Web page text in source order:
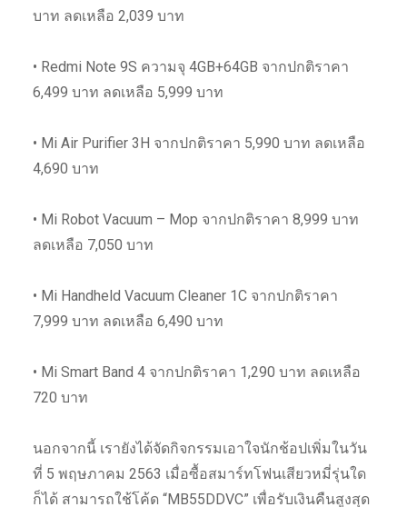
บาท ลดเหลือ 2,039 บาท
• Redmi Note 9S ความจุ 4GB+64GB จากปกติราคา
6,499 บาท ลดเหลือ 5,999 บาท
• Mi Air Purifier 3H จากปกติราคา 5,990 บาท ลดเหลือ
4,690 บาท
• Mi Robot Vacuum – Mop จากปกติราคา 8,999 บาท
ลดเหลือ 7,050 บาท
• Mi Handheld Vacuum Cleaner 1C จากปกติราคา
7,999 บาท ลดเหลือ 6,490 บาท
• Mi Smart Band 4 จากปกติราคา 1,290 บาท ลดเหลือ
720 บาท
นอกจากนี้ เรายังได้จัดกิจกรรมเอาใจนักช้อปเพิ่มในวัน
ที่ 5 พฤษภาคม 2563 เมื่อซื้อสมาร์ทโฟนเสียวหมี่รุ่นใด
ก็ได้ สามารถใช้โค้ด “MB55DDVC” เพื่อรับเงินคืนสูงสุด